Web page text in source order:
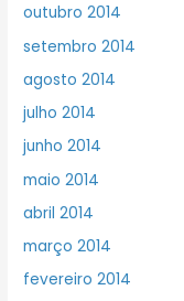
outubro 2014
setembro 2014
agosto 2014
julho 2014
junho 2014
maio 2014
abril 2014
março 2014
fevereiro 2014